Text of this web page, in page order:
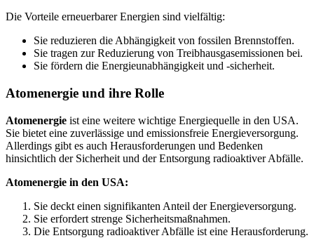
Die Vorteile erneuerbarer Energien sind vielfältig:
Sie reduzieren die Abhängigkeit von fossilen Brennstoffen.
Sie tragen zur Reduzierung von Treibhausgasemissionen bei.
Sie fördern die Energieunabhängigkeit und -sicherheit.
Atomenergie und ihre Rolle
Atomenergie ist eine weitere wichtige Energiequelle in den USA.
Sie bietet eine zuverlässige und emissionsfreie Energieversorgung.
Allerdings gibt es auch Herausforderungen und Bedenken
hinsichtlich der Sicherheit und der Entsorgung radioaktiver Abfälle.
Atomenergie in den USA:
Sie deckt einen signifikanten Anteil der Energieversorgung.
Sie erfordert strenge Sicherheitsmaßnahmen.
Die Entsorgung radioaktiver Abfälle ist eine Herausforderung.